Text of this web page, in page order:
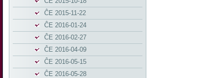
ĈE 2015-11-22
ĈE 2016-01-24
ĈE 2016-02-27
ĈE 2016-04-09
ĈE 2016-05-15
ĈE 2016-05-28